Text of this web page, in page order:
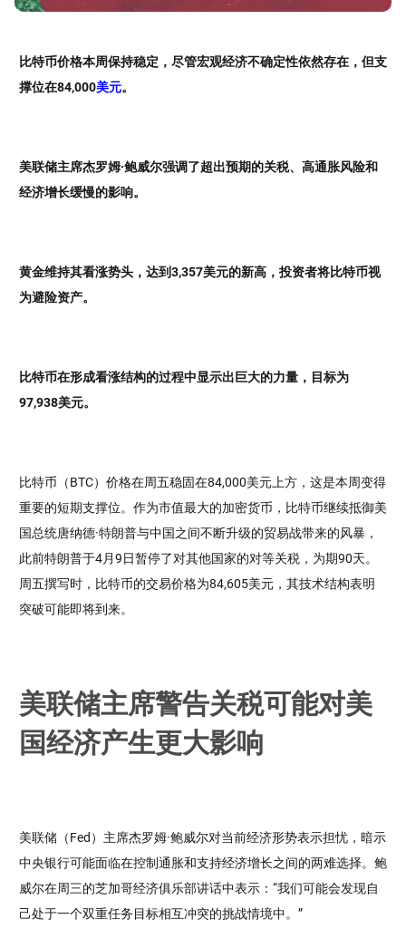
比特币价格本周保持稳定，尽管宏观经济不确定性依然存在，但支
撑位在84,000美元。
美联储主席杰罗姆·鲍威尔强调了超出预期的关税、高通胀风险和
经济增长缓慢的影响。
黄金维持其看涨势头，达到3,357美元的新高，投资者将比特币视
为避险资产。
比特币在形成看涨结构的过程中显示出巨大的力量，目标为
97,938美元。
比特币（BTC）价格在周五稳固在84,000美元上方，这是本周变得
重要的短期支撑位。作为市值最大的加密货币，比特币继续抵御美
国总统唐纳德·特朗普与中国之间不断升级的贸易战带来的风暴，
此前特朗普于4月9日暂停了对其他国家的对等关税，为期90天。
周五撰写时，比特币的交易价格为84,605美元，其技术结构表明
突破可能即将到来。
美联储主席警告关税可能对美
国经济产生更大影响
美联储（Fed）主席杰罗姆·鲍威尔对当前经济形势表示担忧，暗示
中央银行可能面临在控制通胀和支持经济增长之间的两难选择。鲍
威尔在周三的芝加哥经济俱乐部讲话中表示：“我们可能会发现自
己处于一个双重任务目标相互冲突的挑战情境中。”